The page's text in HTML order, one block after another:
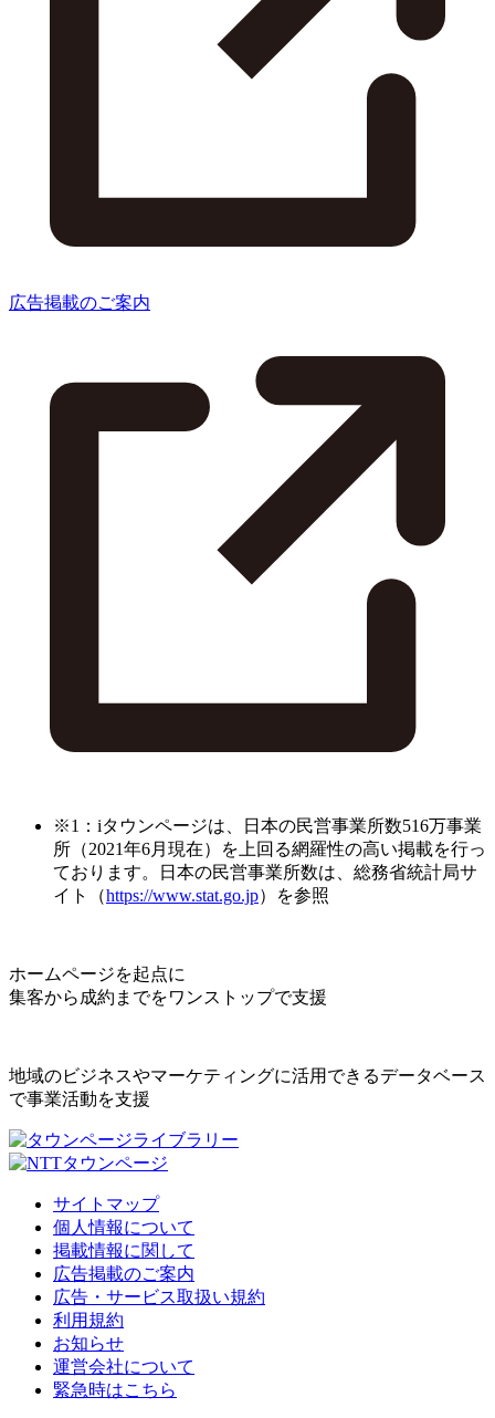
広告掲載のご案内
※1：iタウンページは、日本の民営事業所数516万事業
所（2021年6月現在）を上回る網羅性の高い掲載を行っ
ております。日本の民営事業所数は、総務省統計局サ
イト（https://www.stat.go.jp）を参照
ホームページを起点に
集客から成約までをワンストップで支援
地域のビジネスやマーケティングに活用できるデータベース
で事業活動を支援
サイトマップ
個人情報について
掲載情報に関して
広告掲載のご案内
広告・サービス取扱い規約
利用規約
お知らせ
運営会社について
緊急時はこちら